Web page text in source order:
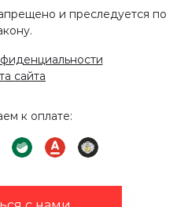
и преследуется по
сайта
к оплате: